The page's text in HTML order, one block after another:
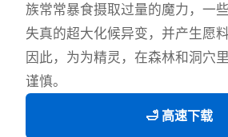
族常常暴食摄取过量的魔力，一
失真的超大化候异变，并产生愿
因此，为为精灵，在森林和洞穴
谨慎。
🛁 高速下载